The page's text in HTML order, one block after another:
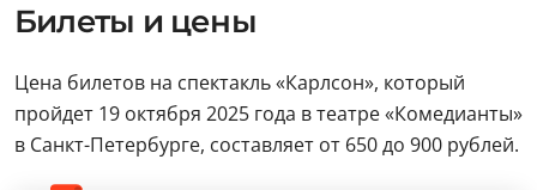
Билеты и цены
Цена билетов на спектакль «Карлсон», который
пройдет 19 октября 2025 года в театре «Комедианты»
в Санкт-Петербурге, составляет от 650 до 900 рублей.